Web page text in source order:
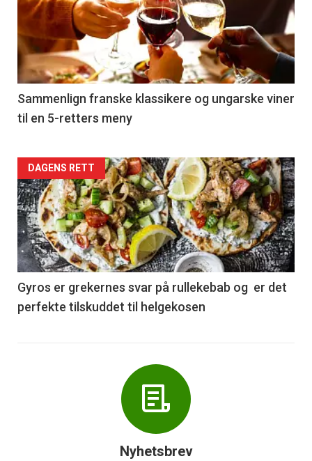
akkurat
nå
-
5
Sammenlign franske klassikere og ungarske viner
til en 5-retters meny
Forsiden
akkurat
nå
-
6
DAGENS RETT
Gyros er grekernes svar på rullekebab og er det
perfekte tilskuddet til helgekosen
Nyhetsbrev